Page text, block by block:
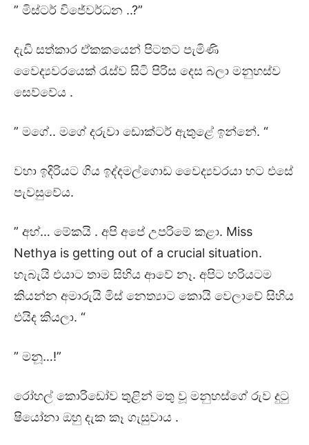
” මිස්ටර් විජේවර්ධන ..?”
දැඩි සත්කාර ඒකකයෙන් පිටතට පැමිණි
වෛද්‍යවරයෙක් රැස්ව සිටි පිරිස දෙස බලා මනුහස්ව
සෙව්වේය .
” මගේ.. මගේ දරුවා ඩොක්ටර් ඇතුළේ ඉන්නේ. “
වහා ඉදිරියට ගිය ඉද්දමල්ගොඩ වෛද්‍යවරයා හට එසේ
පැවසුවේය.
” අහ්… මේකයි . අපි අපේ උපරිමේ කළා. Miss
Nethya is getting out of a crucial situation.
හැබැයි එයාට තාම සිහිය ආවේ නෑ. අපිට හරියටම
කියන්න අමාරුයි මිස් නෙත්‍යාට කොයි වෙලාවේ සිහිය
එයිද කියලා. “
” මනූ…!”
රෝහල් කොරිඩෝව තුළින් මතු වූ මනුහස්ගේ රුව දුටු
ෂියෝනා ඔහු දැක කෑ ගැසුවාය .